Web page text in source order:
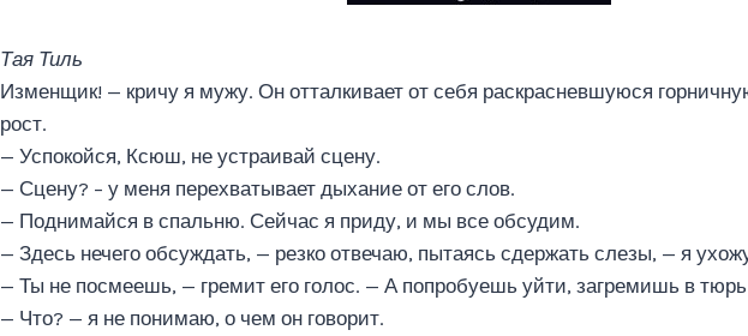
Тая Тиль
Изменщик! — кричу я мужу. Он отталкивает от себя раскрасневшуюся
рост.
— Успокойся, Ксюш, не устраивай сцену.
— Сцену? – у меня перехватывает дыхание от его слов.
— Поднимайся в спальню. Сейчас я приду, и мы все обсудим.
— Здесь нечего обсуждать, — резко отвечаю, пытаясь сдержать слезы, — я
— Ты не посмеешь, — гремит его голос. — А попробуешь уйти, загремишь в
— Что? — я не понимаю, о чем он говорит.